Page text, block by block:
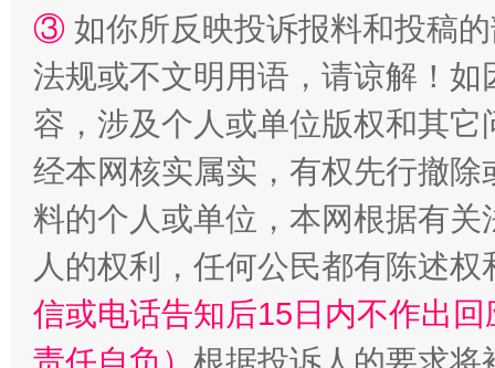
“蜀中异人”王建安的艺术幻境
③ 如你所反映投诉报料和投稿
法规或不文明用语，请谅解！
容，涉及个人或单位版权和其它
经本网核实属实，有权先行撤
料的个人或单位，本网根据有
人的权利，任何公民都有陈述
信或电话告知后15日内不作出